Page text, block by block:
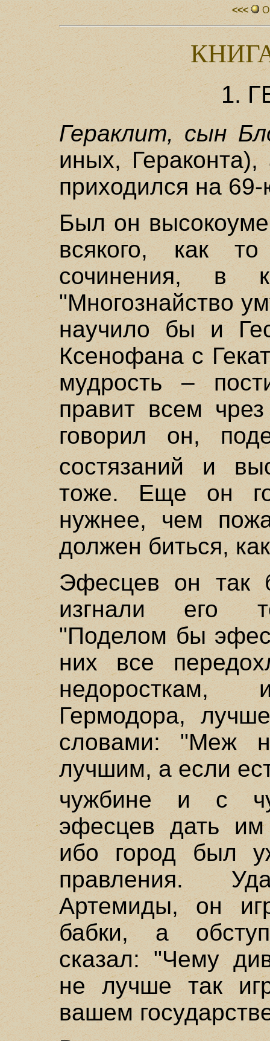
<<<
1.
Гераклит, сын
иных, Гераконта),
приходился на
Был он
всякого, как
сочинения, в
"Многознайство
научило бы и
Ксенофана с
мудрость –
правит всем
говорил он,
состязаний и
тоже. Еще он
нужнее, чем
должен биться,
Эфесцев он так
изгнали его
"Поделом бы
них все
Гермодора,
словами: "Меж
лучшим, а если
чужбине и с
эфесцев дать им
ибо город был
правления.
Артемиды, он
бабки, а
сказал: "Чему
не лучше так
вашем